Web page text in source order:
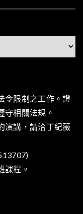
令限制之工作。證
守相關法規。
演講，請洽丁紀薇
課程。